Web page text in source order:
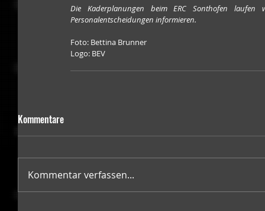
Die Kaderplanungen beim ERC Sonthofen
Personalentscheidungen informieren.
Foto: Bettina Brunner
Logo: BEV
Kommentare
Kommentar verfassen...